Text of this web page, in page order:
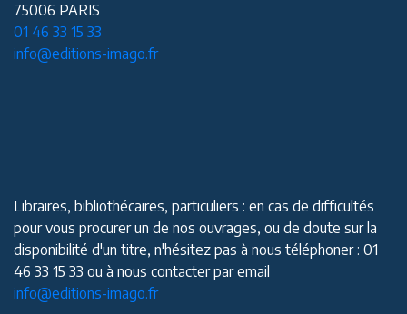
75006 PARIS
01 46 33 15 33
info@editions-imago.fr
Libraires, bibliothécaires, particuliers : en cas de difficultés
pour vous procurer un de nos ouvrages, ou de doute sur la
disponibilité d'un titre, n'hésitez pas à nous téléphoner : 01
46 33 15 33 ou à nous contacter par email
info@editions-imago.fr